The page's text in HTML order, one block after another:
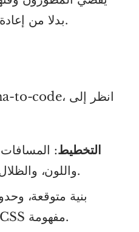
بدلا من إعادة بناء التخطيط من الصفر.
Fidelity التخطيط:
واللون، والظلال، والسلوك الاستجابي.
مكونات ذات معنى، وCSS مفهومة.